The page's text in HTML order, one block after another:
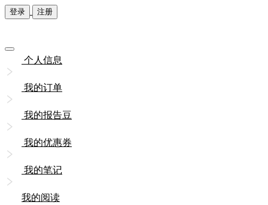
登录 注册
个人信息
我的订单
我的报告豆
我的优惠券
我的笔记
我的阅读